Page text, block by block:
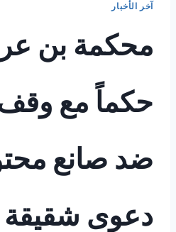
آخر الأخبار
محكمة بن
حكماً مع وقف
ضد صانع
دعوى شقيقة